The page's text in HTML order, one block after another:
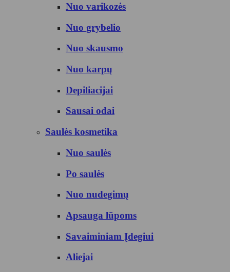
Nuo varikozės
Nuo grybelio
Nuo skausmo
Nuo karpų
Depiliacijai
Sausai odai
Saulės kosmetika
Nuo saulės
Po saulės
Nuo nudegimų
Apsauga lūpoms
Savaiminiam Įdegiui
Aliejai